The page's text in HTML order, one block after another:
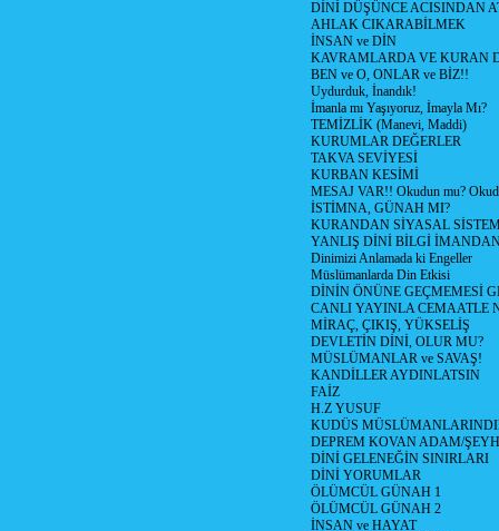
DİNİ DÜŞÜNCE ACISINDAN
AHLAK CIKARABİLMEK
İNSAN ve DİN
KAVRAMLARDA VE KURAN
BEN ve O, ONLAR ve BİZ!!
Uydurduk, İnandık!
İmanla mı Yaşıyoruz, İmayla Mı?
TEMİZLİK (Manevi, Maddi)
KURUMLAR DEĞERLER
TAKVA SEVİYESİ
KURBAN KESİMİ
MESAJ VAR!! Okudun mu?
İSTİMNA, GÜNAH MI?
KURANDAN SİYASAL
YANLIŞ DİNİ BİLGİ
Dinimizi Anlamada ki Engeller
Müslümanlarda Din Etkisi
DİNİN ÖNÜNE GEÇMEMESİ
CANLI YAYINLA CEMAATLE
MİRAÇ, ÇIKIŞ, YÜKSELİŞ
DEVLETİN DİNİ, OLUR MU?
MÜSLÜMANLAR ve SAVAŞ!
KANDİLLER AYDINLATSIN
FAİZ
H.Z YUSUF
KUDÜS
DEPREM KOVAN ADAM/ŞEYH
DİNİ GELENEĞİN SINIRLARI
DİNİ YORUMLAR
ÖLÜMCÜL GÜNAH 1
ÖLÜMCÜL GÜNAH 2
İNSAN ve HAYAT